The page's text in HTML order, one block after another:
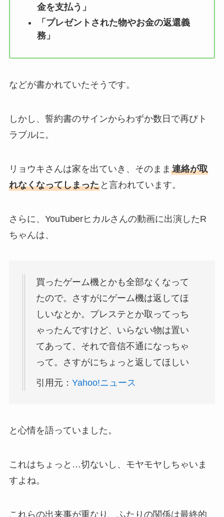
金を支払う」
「プレゼントされた物やお金の返還義
務」
などが書かれていたそうです。
しかし、誓約書のサインからわずか数日で再びト
ラブルに。
リョウキさんは家を出ていき、そのまま 連絡が取
れなくなってしまったと言われています。
さらに、YouTuberヒカルさんの動画に出演したR
ちゃんは、
買ったゲーム機とかも全部なくなって
たので。さすがにゲーム機は返してほ
しいなとか。プレステとか取ってっち
ゃったんですけど、いらない物は置い
てあって、それで音信不通になっちゃ
って。さすがにちょっと返してほしい
引用元： Yahoo!ニュース
と心情を語っていました。
これはちょっと…切ないし、モヤモヤしちゃいま
すよね。
これらの出来事が重なり、ふたりの関係は最終的